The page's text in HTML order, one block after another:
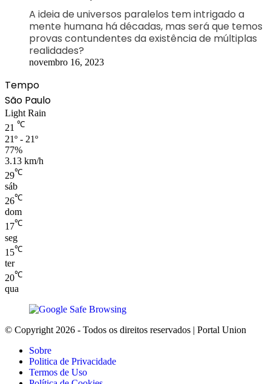
A ideia de universos paralelos tem intrigado a
mente humana há décadas, mas será que temos
provas contundentes da existência de múltiplas
realidades?
novembro 16, 2023
Tempo
São Paulo
Light Rain
21 ℃
21º - 21º
77%
3.13 km/h
29℃
sáb
26℃
dom
17℃
seg
15℃
ter
20℃
qua
© Copyright 2026 - Todos os direitos reservados | Portal Union
Sobre
Politica de Privacidade
Termos de Uso